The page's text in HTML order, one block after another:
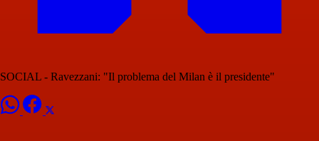
SOCIAL - Ravezzani: "Il problema del Milan è il presidente"